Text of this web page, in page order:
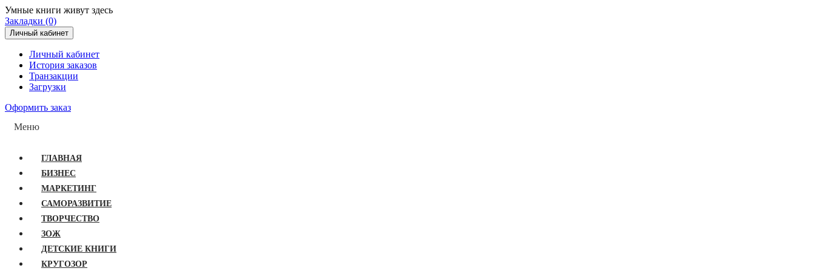
Умные книги живут здесь
Закладки (0)
Личный кабинет
Личный кабинет
История заказов
Транзакции
Загрузки
Оформить заказ
Меню
ГЛАВНАЯ
БИЗНЕС
МАРКЕТИНГ
САМОРАЗВИТИЕ
ТВОРЧЕСТВО
ЗОЖ
ДЕТСКИЕ КНИГИ
КРУГОЗОР